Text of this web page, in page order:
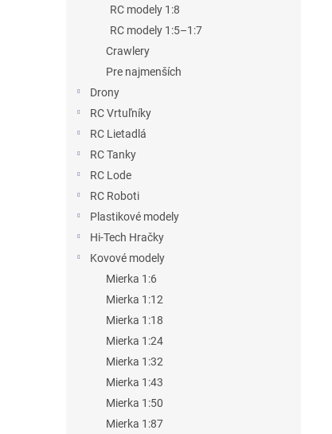
RC modely 1:8
RC modely 1:5–1:7
Crawlery
Pre najmenších
Drony
RC Vrtuľníky
RC Lietadlá
RC Tanky
RC Lode
RC Roboti
Plastikové modely
Hi-Tech Hračky
Kovové modely
Mierka 1:6
Mierka 1:12
Mierka 1:18
Mierka 1:24
Mierka 1:32
Mierka 1:43
Mierka 1:50
Mierka 1:87